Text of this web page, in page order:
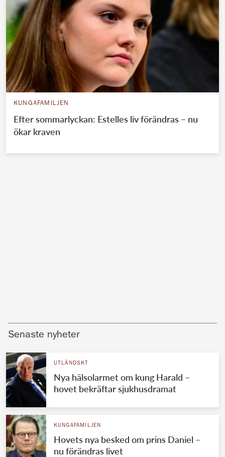
KUNGAFAMILJEN
Efter sommarlyckan: Estelles liv förändras – nu
ökar kraven
Senaste nyheter
UTLÄNDSKT
Nya hälsolarmet om kung Harald –
hovet bekräftar sjukhusdramat
KUNGAFAMILJEN
Hovets nya besked om prins Daniel –
nu förändras livet